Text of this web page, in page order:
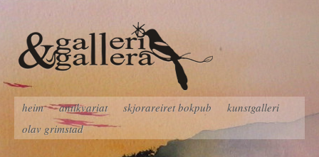
heim antikvariat skjorareiret bokpub
kunstgalleri
olav grimstad